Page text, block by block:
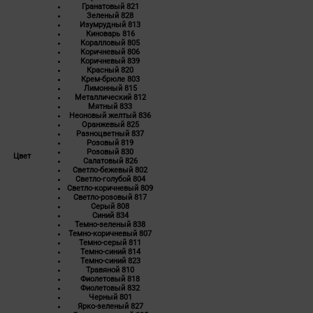
Цвет
Гранатовый 821
Зеленый 828
Изумрудный 813
Киноварь 816
Коралловый 805
Коричневый 806
Коричневый 839
Красный 820
Крем-брюле 803
Лимонный 815
Металлический 812
Мятный 833
Неоновый желтый 836
Оранжевый 825
Разноцветный 837
Розовый 819
Розовый 830
Салатовый 826
Светло-бежевый 802
Светло-голубой 804
Светло-коричневый 809
Светло-розовый 817
Серый 808
Синий 834
Темно-зеленый 838
Темно-коричневый 807
Темно-серый 811
Темно-синий 814
Темно-синий 823
Травяной 810
Фиолетовый 818
Фиолетовый 832
Черный 801
Ярко-зеленый 827